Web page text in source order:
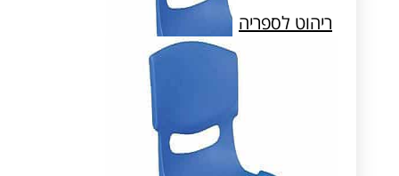
ריהוט לספריה
שולחן מעבדה